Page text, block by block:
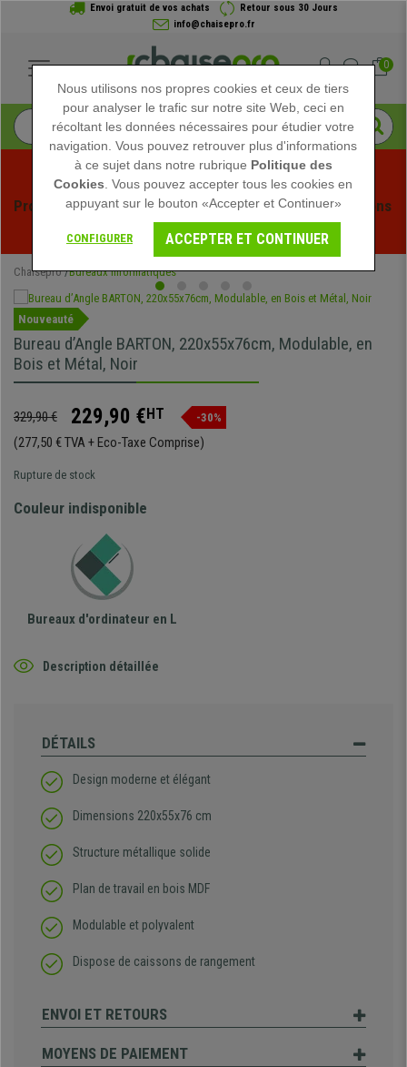
Envoi gratuit de vos achats
Retour sous 30 Jours
info@chaisepro.fr
0
Profitez des soldes d'été chez Chaisepro ! Des réductions
exclusives pour une durée limitée - Voir l'offre
Chaisepro Bureaux Informatiques
Nouveauté
Bureau d’Angle BARTON, 220x55x76cm, Modulable, en
Bois et Métal, Noir
329,90 € 229,90 €HT -30%
(277,50 € TVA + Eco-Taxe Comprise)
Rupture de stock
Couleur indisponible
Bureaux d'ordinateur en L
Description détaillée
DÉTAILS
Design moderne et élégant
Dimensions 220x55x76 cm
Structure métallique solide
Plan de travail en bois MDF
Modulable et polyvalent
Dispose de caissons de rangement
ENVOI ET RETOURS
MOYENS DE PAIEMENT
Nous utilisons nos propres cookies et ceux de tiers
pour analyser le trafic sur notre site Web, ceci en
récoltant les données nécessaires pour étudier votre
navigation. Vous pouvez retrouver plus d'informations
à ce sujet dans notre rubrique Politique des
Cookies . Vous pouvez accepter tous les cookies en
appuyant sur le bouton «Accepter et Continuer»
CONFIGURER ACCEPTER ET CONTINUER